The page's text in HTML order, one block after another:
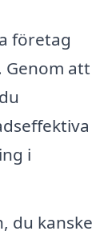
företag
Genom att
i
du kanske